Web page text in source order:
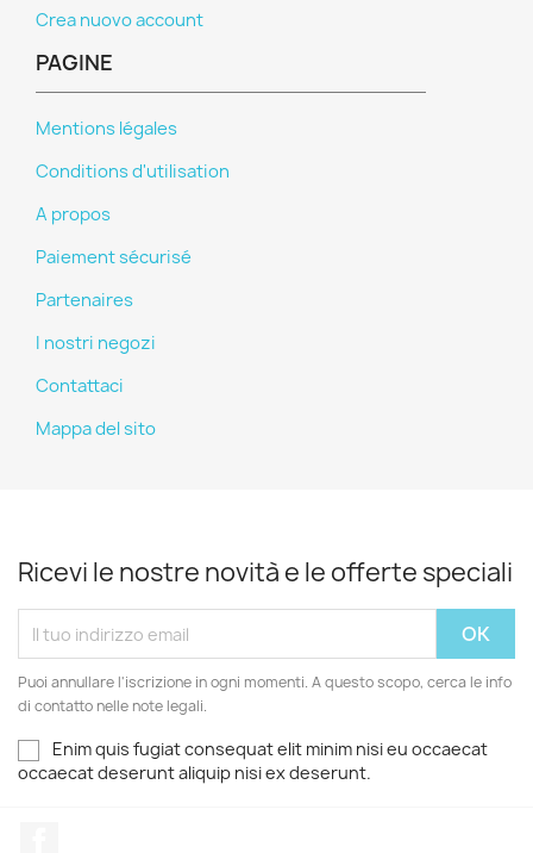
Crea nuovo account
PAGINE
Mentions légales
Conditions d'utilisation
A propos
Paiement sécurisé
Partenaires
I nostri negozi
Contattaci
Mappa del sito
Ricevi le nostre novità e le offerte speciali
Puoi annullare l'iscrizione in ogni momenti. A questo scopo, cerca le info
di contatto nelle note legali.
Enim quis fugiat consequat elit minim nisi eu occaecat
occaecat deserunt aliquip nisi ex deserunt.